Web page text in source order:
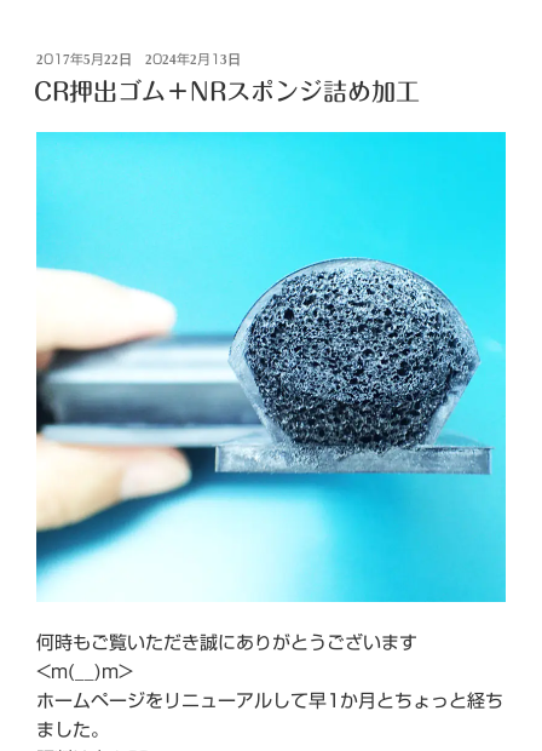
品
の
て…”
投
稿
日:
2017年5月22日 2024年2月13日
CR押出ゴム＋NRスポンジ詰め加工
何時もご覧いただき誠にありがとうございます
<m(__)m>
ホームページをリニューアルして早1か月とちょっと経ち
ました。